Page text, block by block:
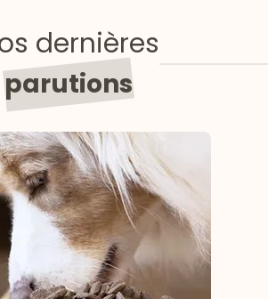
dernières
parutions